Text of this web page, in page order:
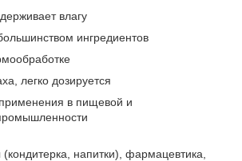
влагу
ингредиентов
легко дозируется
в пищевой и
напитки), фармацевтика,